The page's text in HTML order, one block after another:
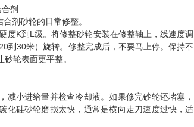
剂
剂砂轮的日常修整。
度K到L级。将修整砂轮安装在修整轴上，线速度调
到30米）旋转。修整完成后，不要马上停。保持不
轮表面更平整。
小进给量并检查冷却液。如果修完砂轮还堵塞，
化硅砂轮磨损太快，通常是横向走刀速度过快，适